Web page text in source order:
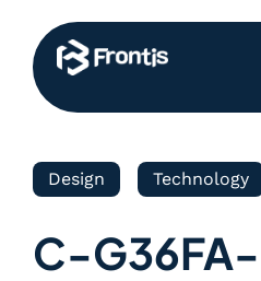
Design Technology
C-